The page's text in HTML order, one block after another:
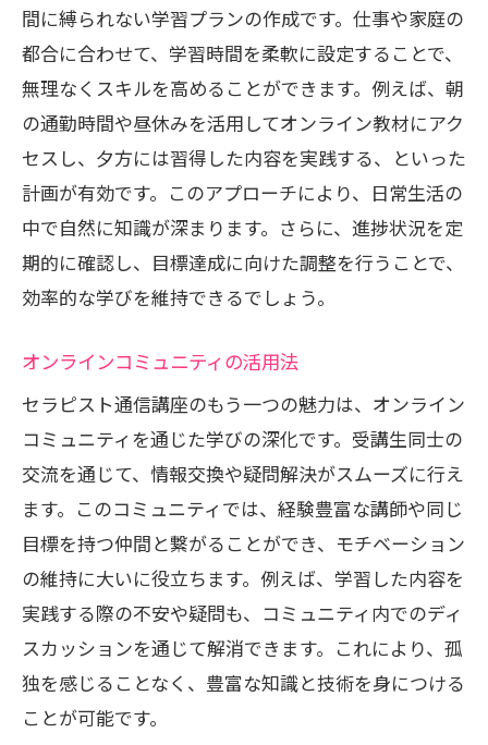
間に縛られない学習プランの作成です。仕事や家庭の
都合に合わせて、学習時間を柔軟に設定することで、
無理なくスキルを高めることができます。例えば、朝
の通勤時間や昼休みを活用してオンライン教材にアク
セスし、夕方には習得した内容を実践する、といった
計画が有効です。このアプローチにより、日常生活の
中で自然に知識が深まります。さらに、進捗状況を定
期的に確認し、目標達成に向けた調整を行うことで、
効率的な学びを維持できるでしょう。
オンラインコミュニティの活用法
セラピスト通信講座のもう一つの魅力は、オンライン
コミュニティを通じた学びの深化です。受講生同士の
交流を通じて、情報交換や疑問解決がスムーズに行え
ます。このコミュニティでは、経験豊富な講師や同じ
目標を持つ仲間と繋がることができ、モチベーション
の維持に大いに役立ちます。例えば、学習した内容を
実践する際の不安や疑問も、コミュニティ内でのディ
スカッションを通じて解消できます。これにより、孤
独を感じることなく、豊富な知識と技術を身につける
ことが可能です。